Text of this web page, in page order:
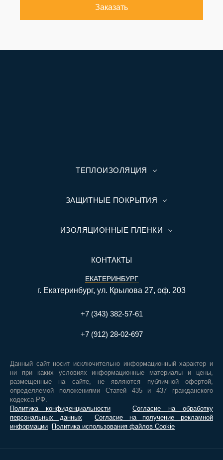
Заказать
ТЕПЛОИЗОЛЯЦИЯ
ЗАЩИТНЫЕ ПОКРЫТИЯ
ИЗОЛЯЦИОННЫЕ ПЛЕНКИ
КОНТАКТЫ
ЕКАТЕРИНБУРГ
г. Екатеринбург, ул. Крылова 27, оф. 203
+7 (343) 382-57-61
+7 (912) 28-02-697
Данный сайт носит исключительно информационный характер и
ни при каких условиях информационные материалы и цены,
размещенные на сайте, не являются публичной офертой,
определяемой положениями Статей 435 и 437 гражданского
кодекса РФ.
Политика конфиденциальности
Согласие на обработку
персональных данных
Согласие на получение рекламной
информации
Политика использования файлов Cookie